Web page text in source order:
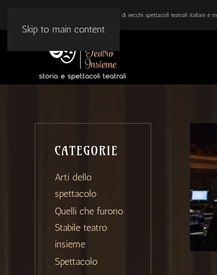
Skip to main content
BLOG DI ARTE E TEATRO: Ricordi di vecchi spettacoli teatrali italiani e
CATEGORIE
Arti dello
spettacolo
Quelli che furono
Stabile teatro
insieme
Spettacolo